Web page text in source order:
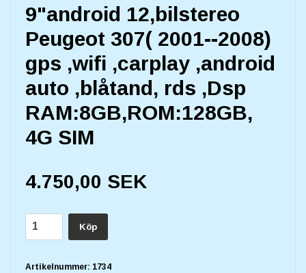
9"android 12,bilstereo
Peugeot 307( 2001--2008)
gps ,wifi ,carplay ,android
auto ,blåtand, rds ,Dsp
RAM:8GB,ROM:128GB,
4G SIM
4.750,00 SEK
Köp
Artikelnummer: 1734